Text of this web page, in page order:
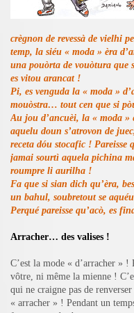
crègnon de revessà de vielhi
temp, la siéu « moda » èra
una pouòrta de vouòtura
es vitou arancat !
Pi, es venguda la « moda »
mouòstra… tout cen que si
Au jou d’ancuèi, la « moda »
aquelu doun s’atrovon de
receta dóu stocafic !
jamai sourtì aquela pichina
roumpre li aurilha !
Fa que si sian dich qu’èra,
un bahul, soubretout se
Perqué pareisse qu’acò, es
Arracher… des valises !
C’est la mode « d’arracher »
vôtre, ni même la mienne !
qui ne craigne pas de
« arracher » ! Pendant un